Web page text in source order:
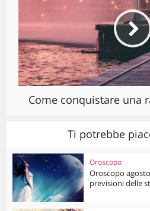
Come conquistare una
Ti potrebbe
Oroscopo
Oroscopo
previsioni delle